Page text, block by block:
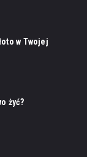
w Twojej
żyć?